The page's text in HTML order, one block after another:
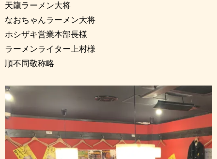
天龍ラーメン大将
なおちゃんラーメン大将
ホシザキ営業本部長様
ラーメンライター上村様
順不同敬称略